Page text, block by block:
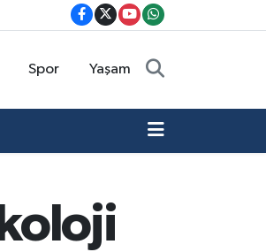
Spor Yaşam